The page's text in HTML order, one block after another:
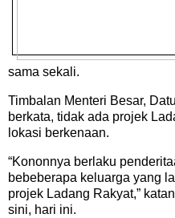
sama sekali.
Timbalan Menteri Besar,
berkata, tidak ada projek
lokasi berkenaan.
“Kononnya berlaku
bebeberapa keluarga yang
projek Ladang Rakyat,”
sini, hari ini.